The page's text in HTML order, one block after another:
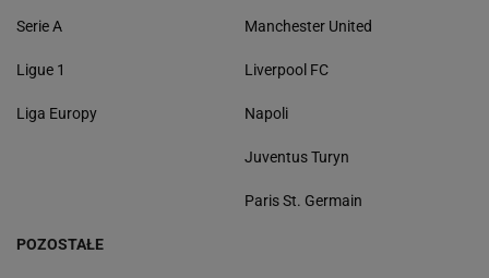
Serie A
Ligue 1
Liga Europy
Manchester United
Liverpool FC
Napoli
Juventus Turyn
Paris St. Germain
POZOSTAŁE